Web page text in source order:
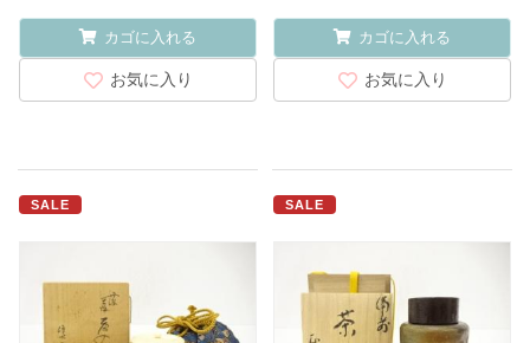
カゴに入れる
お気に入り
カゴに入れる
お気に入り
SALE SALE